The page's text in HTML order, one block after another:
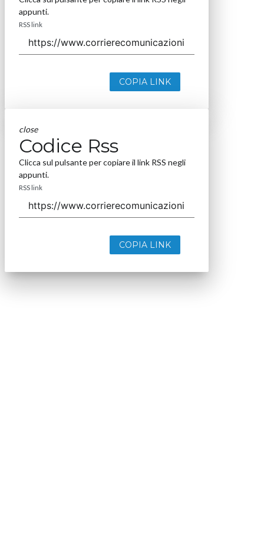
appunti.
RSS link
COPIA LINK
close
Codice Rss
Clicca sul pulsante per copiare il link RSS negli
appunti.
RSS link
COPIA LINK